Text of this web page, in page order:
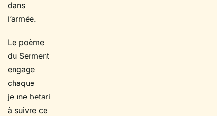
dans
l’armée.
Le poème
du Serment
engage
chaque
jeune betari
à suivre ce